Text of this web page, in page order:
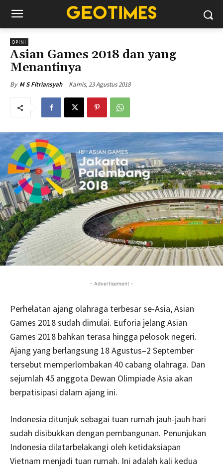
OPINI
Asian Games 2018 dan yang
Menantinya
By M S Fitriansyah Kamis, 23 Agustus 2018
- Advertisement -
Perhelatan ajang olahraga terbesar se-Asia, Asian
Games 2018 sudah dimulai. Euforia jelang Asian
Games 2018 bahkan terasa hingga pelosok negeri.
Ajang yang berlangsung 18 Agustus–2 September
tersebut memperlombakan 40 cabang olahraga. Dan
sejumlah 45 anggota Dewan Olimpiade Asia akan
berpatisipasi dalam ajang ini.
Indonesia ditunjuk sebagai tuan rumah jauh-jauh hari
sudah disibukkan dengan pembangunan. Penunjukan
Indonesia dilatarbelakangi oleh ketidaksiapan
Vietnam menjadi tuan rumah. Ini adalah kali kedua